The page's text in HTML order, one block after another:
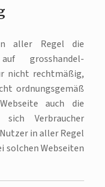
aller Regel die
grosshandel-
nicht rechtmäßig,
ordnungsgemäß
auch die
Verbraucher
in aller Regel
solchen Webseiten